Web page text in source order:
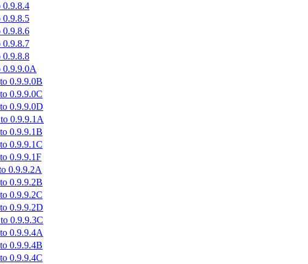
0.9.8.4
0.9.8.5
0.9.8.6
0.9.8.7
0.9.8.8
0.9.9.0A
0.9.9.0B
0.9.9.0C
0.9.9.0D
0.9.9.1A
0.9.9.1B
0.9.9.1C
0.9.9.1F
0.9.9.2A
0.9.9.2B
0.9.9.2C
0.9.9.2D
0.9.9.3C
0.9.9.4A
0.9.9.4B
0.9.9.4C